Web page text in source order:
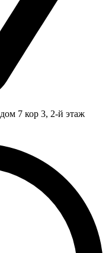
7 кор 3, 2-й этаж